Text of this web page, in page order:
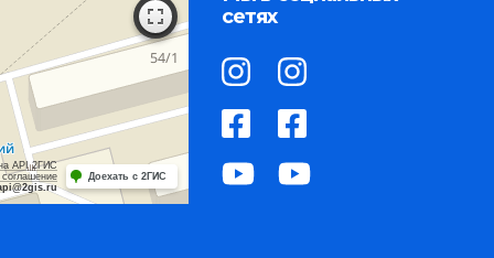
API 2ГИС
Доехать с 2ГИС
сетях